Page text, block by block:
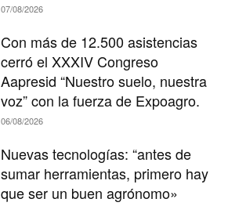
07/08/2026
Con más de 12.500 asistencias
cerró el XXXIV Congreso
Aapresid “Nuestro suelo, nuestra
voz” con la fuerza de Expoagro.
06/08/2026
Nuevas tecnologías: “antes de
sumar herramientas, primero hay
que ser un buen agrónomo»